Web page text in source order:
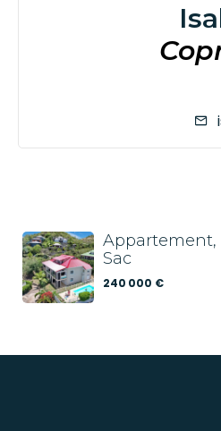
Appartement,
Sac
240 000 €